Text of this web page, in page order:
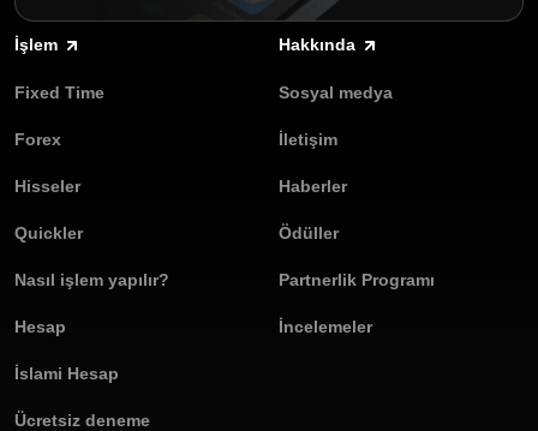
Olymptrade'den kendini ispatlamış FT modu işlem
stratejilerine erişim.
yükseleceğini mi yoksa düşeceğini mi tahmin edin.
FT modunda işlem yapmak, varlık fiyatı değişikliklerinden kazanç
sağlamanın herkes tarafından erişilebilir bir yoludur. Gerçek
hesabınızda veya ücretsiz bir deneme hesabında deneme yapın.
avantajlarını keşfedin!
İşlem
Fixed Time
Forex
Hisseler
Quickler
Nasıl işlem yapılır?
Hesap
İslami Hesap
Ücretsiz deneme
Hakkında
Sosyal medya
İletişim
Haberler
Ödüller
Partnerlik Programı
İncelemeler